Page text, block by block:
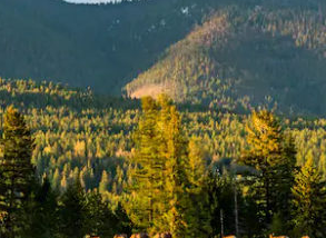
eller se mere ved at trykke eller stryge.